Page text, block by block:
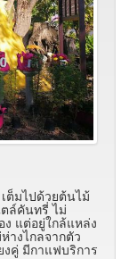
ต็มไปด้วยต้นไม้
ล์คันทรี่ ไม่
ง แต่อยู่ใกล้แหล่ง
างไกลจากตัว
งคู่ มีกาแฟบริการ